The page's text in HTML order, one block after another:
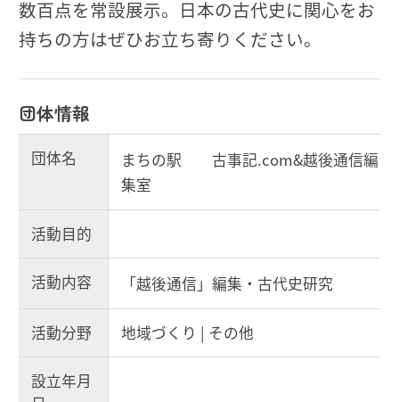
数百点を常設展示。日本の古代史に関心をお
持ちの方はぜひお立ち寄りください。
団体情報
団体名
まちの駅 古事記.com&越後通信編
集室
活動目的
活動内容 「越後通信」編集・古代史研究
活動分野 地域づくり | その他
設立年月